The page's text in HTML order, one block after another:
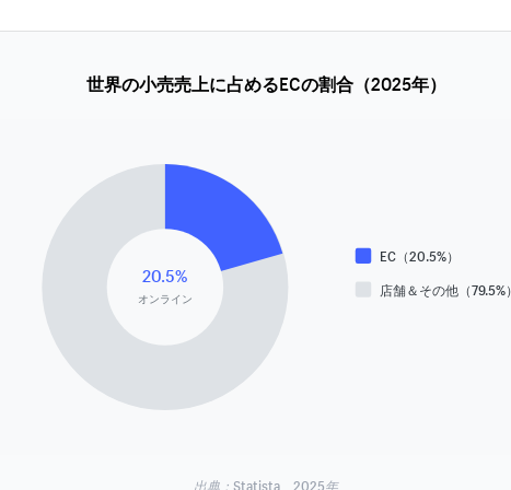
世界の小売売上に占めるECの割合（2025年）
20.5%
オンライン
EC（20.5%）
店舗＆その他（79.5%
出典：Statista、2025年